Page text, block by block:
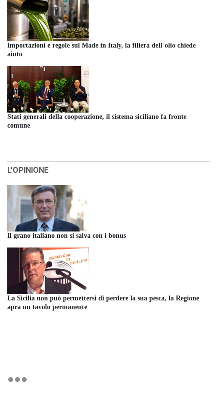
Importazioni e regole sul Made in Italy, la filiera dell´olio chiede
aiuto
Stati generali della cooperazione, il sistema siciliano fa fronte
comune
L'OPINIONE
Il grano italiano non si salva con i bonus
La Sicilia non può permettersi di perdere la sua pesca, la Regione
apra un tavolo permanente